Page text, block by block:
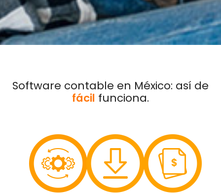
Software contable en México: así de
fácil funciona.